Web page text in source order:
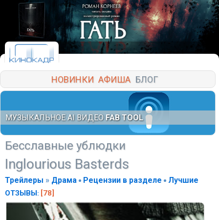
НОВИНКИ АФИША БЛОГ
МУЗЫКАЛЬНОЕ AI ВИДЕО FAB TOOL
Бесславные ублюдки
Inglourious Basterds
Трейлеры » Драма Рецензии в разделе Лучшие
ОТЗЫВЫ: [78]